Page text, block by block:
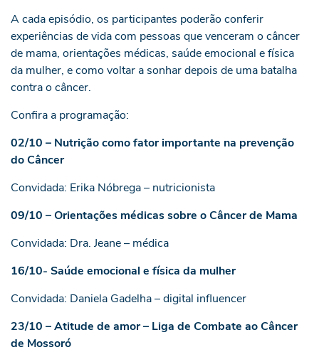
A cada episódio, os participantes poderão conferir
experiências de vida com pessoas que venceram o câncer
de mama, orientações médicas, saúde emocional e física
da mulher, e como voltar a sonhar depois de uma batalha
contra o câncer.
Confira a programação:
02/10 – Nutrição como fator importante na prevenção
do Câncer
Convidada: Erika Nóbrega – nutricionista
09/10 – Orientações médicas sobre o Câncer de Mama
Convidada: Dra. Jeane – médica
16/10- Saúde emocional e física da mulher
Convidada: Daniela Gadelha – digital influencer
23/10 – Atitude de amor – Liga de Combate ao Câncer
de Mossoró